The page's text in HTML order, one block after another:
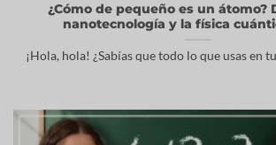
¿Cómo de pequeño es un átomo?
nanotecnología y la física
¡Hola, hola! ¿Sabías que todo lo que usas en